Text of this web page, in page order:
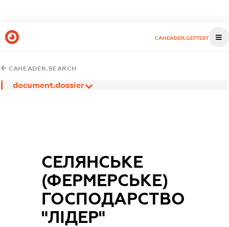
CAHEADER.GETTEST
CAHEADER.SEARCH
document.dossier
СЕЛЯНСЬКЕ
(ФЕРМЕРСЬКЕ)
ГОСПОДАРСТВО
"ЛІДЕР"